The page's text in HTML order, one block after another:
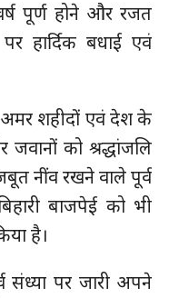
पूर्ण होने और रजत
हार्दिक बधाई एवं
अमर शहीदों एवं देश के
जवानों को श्रद्धांजलि
नींव रखने वाले पूर्व
बाजपेई को भी
है।
संध्या पर जारी अपने